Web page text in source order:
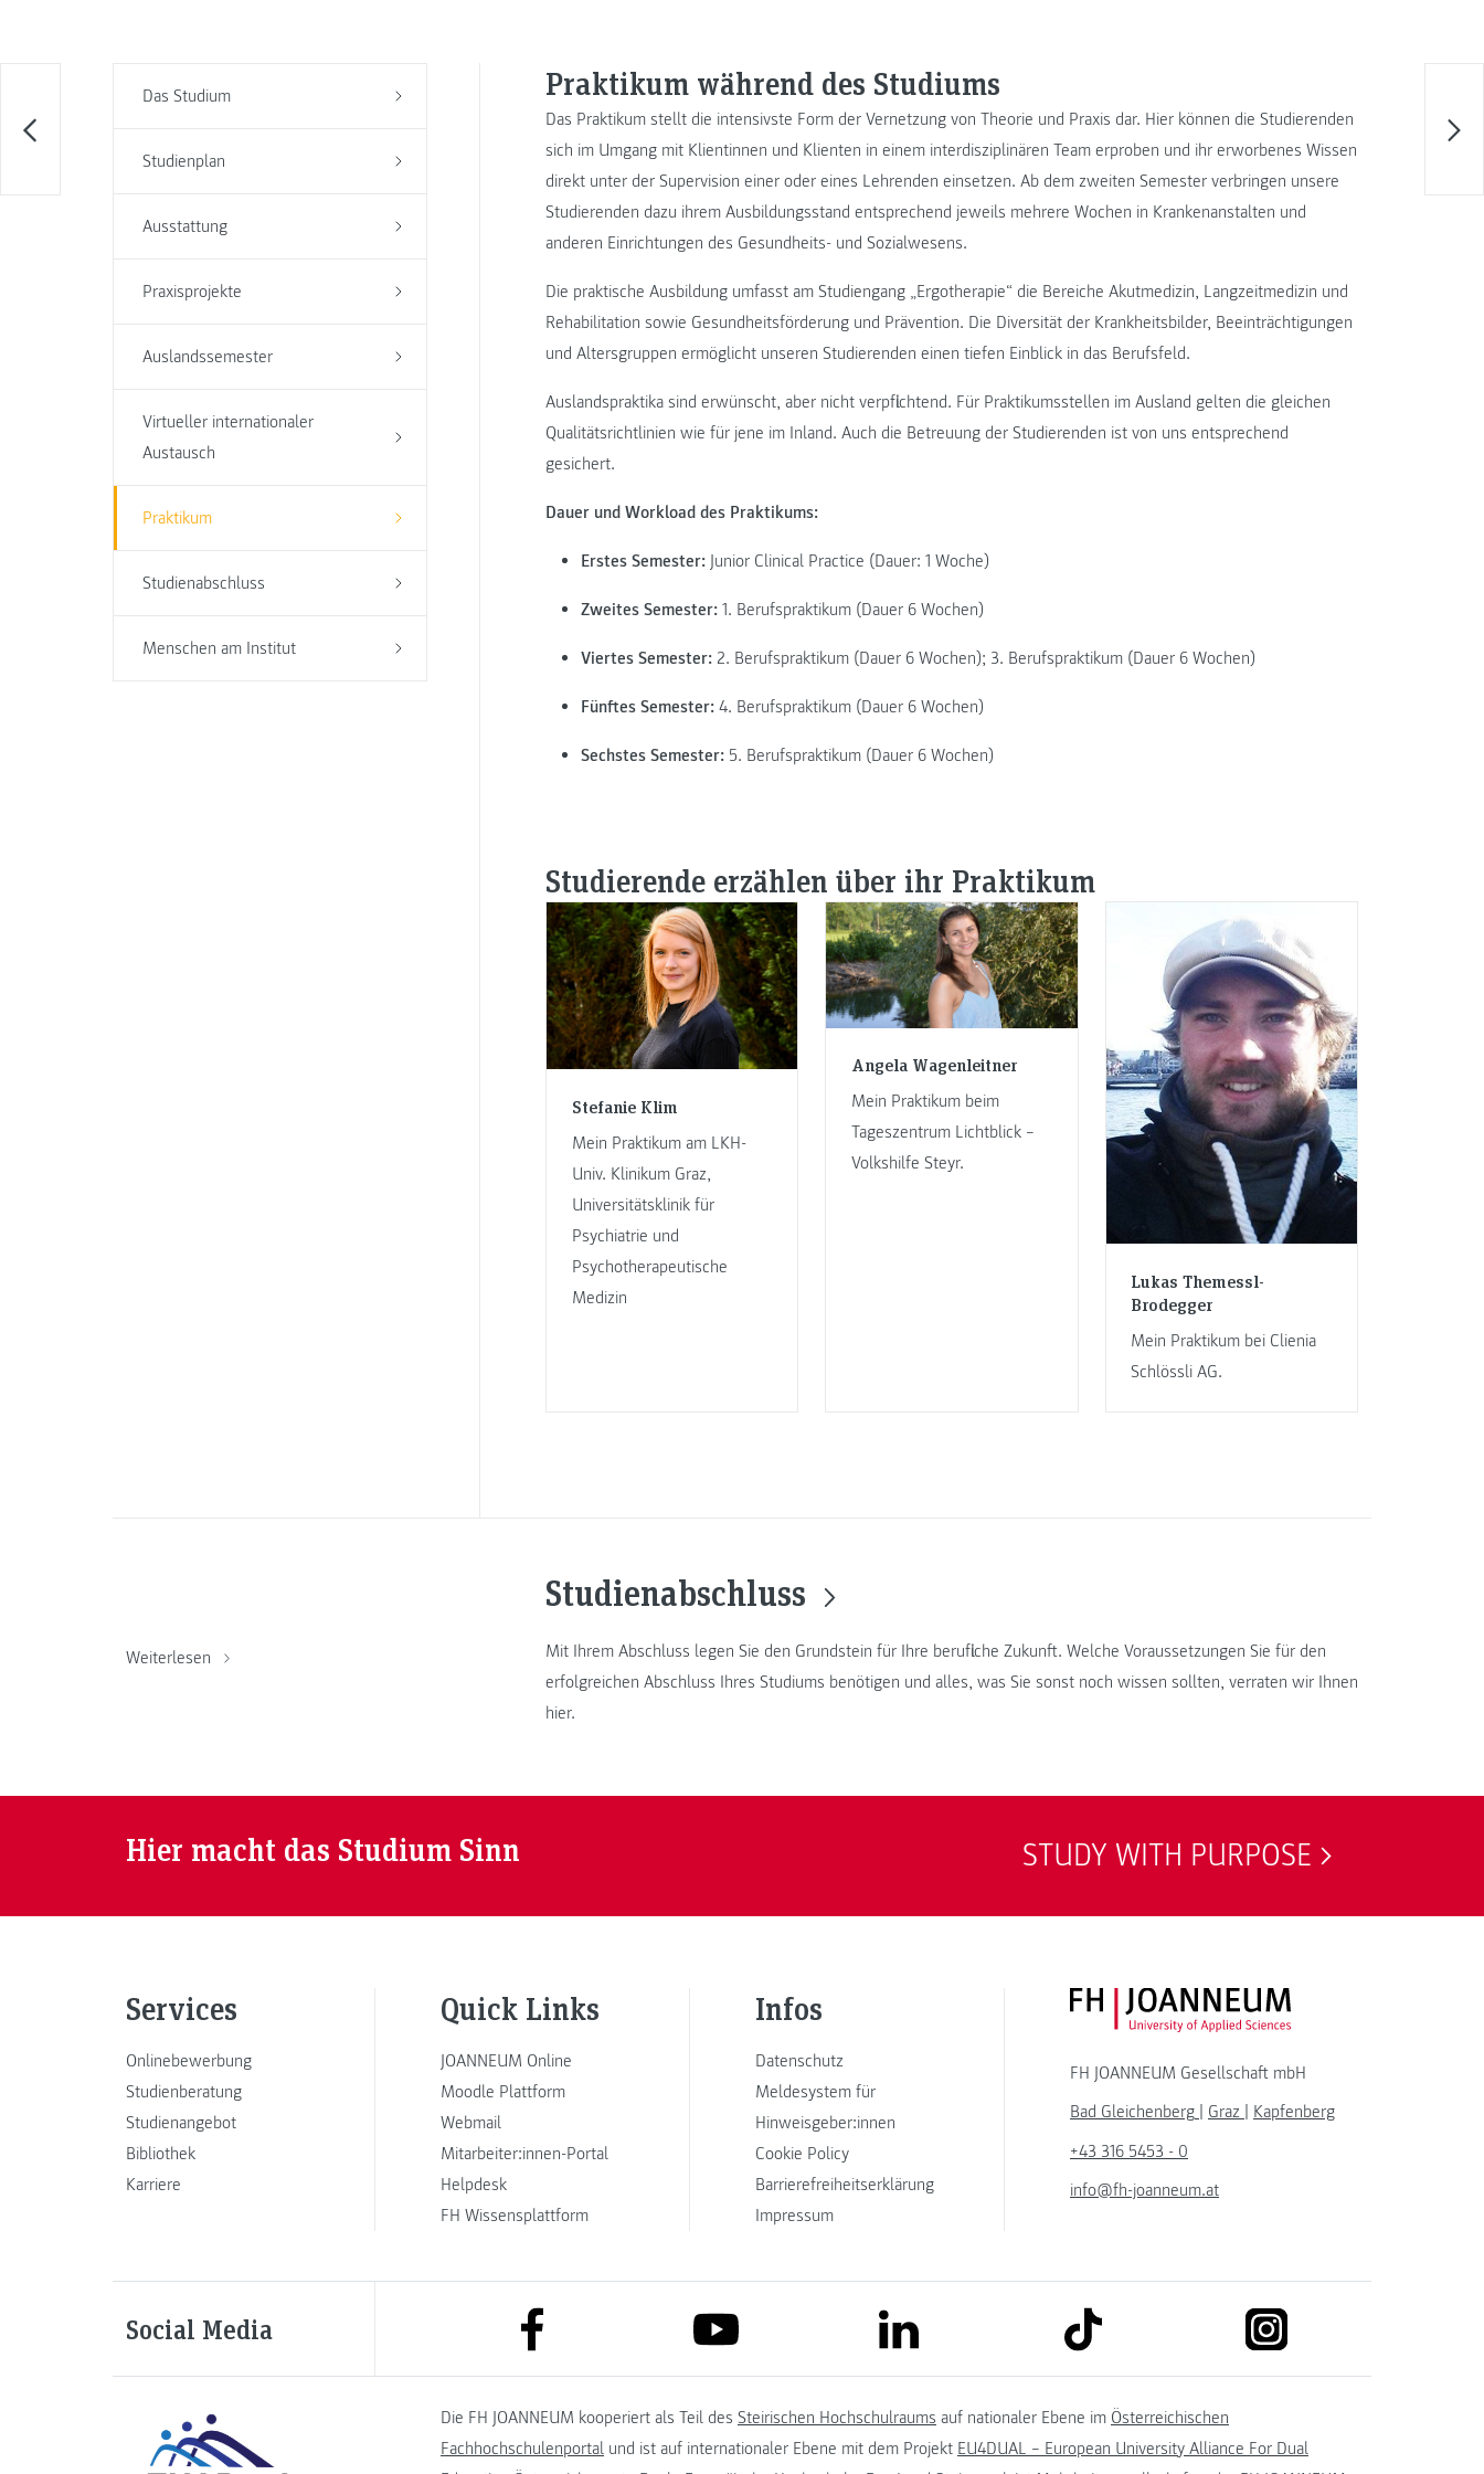
Das Studium
Studienplan
Ausstattung
Praxisprojekte
Auslandssemester
Virtueller internationaler
Austausch
Praktikum
Studienabschluss
Menschen am Institut
Praktikum während des Studiums
Das Praktikum stellt die intensivste Form der Vernetzung von Theorie und Praxis dar. Hier können die Studierenden
sich im Umgang mit Klientinnen und Klienten in einem interdisziplinären Team erproben und ihr erworbenes Wissen
direkt unter der Supervision einer oder eines Lehrenden einsetzen. Ab dem zweiten Semester verbringen unsere
Studierenden dazu ihrem Ausbildungsstand entsprechend jeweils mehrere Wochen in Krankenanstalten und
anderen Einrichtungen des Gesundheits- und Sozialwesens.
Die praktische Ausbildung umfasst am Studiengang „Ergotherapie“ die Bereiche Akutmedizin, Langzeitmedizin und
Rehabilitation sowie Gesundheitsförderung und Prävention. Die Diversität der Krankheitsbilder, Beeinträchtigungen
und Altersgruppen ermöglicht unseren Studierenden einen tiefen Einblick in das Berufsfeld.
Auslandspraktika sind erwünscht, aber nicht verpflichtend. Für Praktikumsstellen im Ausland gelten die gleichen
Qualitätsrichtlinien wie für jene im Inland. Auch die Betreuung der Studierenden ist von uns entsprechend
gesichert.
Dauer und Workload des Praktikums:
Erstes Semester: Junior Clinical Practice (Dauer: 1 Woche)
Zweites Semester: 1. Berufspraktikum (Dauer 6 Wochen)
Viertes Semester: 2. Berufspraktikum (Dauer 6 Wochen); 3. Berufspraktikum (Dauer 6 Wochen)
Fünftes Semester: 4. Berufspraktikum (Dauer 6 Wochen)
Sechstes Semester: 5. Berufspraktikum (Dauer 6 Wochen)
Studierende erzählen über ihr Praktikum
Stefanie Klim
Mein Praktikum am LKH-
Univ. Klinikum Graz,
Universitätsklinik für
Psychiatrie und
Psychotherapeutische
Medizin
Angela Wagenleitner
Mein Praktikum beim
Tageszentrum Lichtblick –
Volkshilfe Steyr.
Lukas Themessl-
Brodegger
Mein Praktikum bei Clienia
Schlössli AG.
Weiterlesen
Studienabschluss
Mit Ihrem Abschluss legen Sie den Grundstein für Ihre berufliche Zukunft. Welche Voraussetzungen Sie für den
erfolgreichen Abschluss Ihres Studiums benötigen und alles, was Sie sonst noch wissen sollten, verraten wir Ihnen
hier.
Hier macht das Studium Sinn STUDY WITH PURPOSE
Services
Onlinebewerbung
Studienberatung
Studienangebot
Bibliothek
Karriere
Quick Links
JOANNEUM Online
Moodle Plattform
Webmail
Mitarbeiter:innen-Portal
Helpdesk
FH Wissensplattform
Infos
Datenschutz
Meldesystem für
Hinweisgeber:innen
Cookie Policy
Barrierefreiheitserklärung
Impressum
FH JOANNEUM Logo
FH JOANNEUM Gesellschaft mbH
Bad Gleichenberg
Graz
Kapfenberg
+43 316 5453 - 0
info@fh-joanneum.at
Social Media link to facebook link to youtube link to linkedin link to tiktok link to instagram
Die FH JOANNEUM kooperiert als Teil des Steirischen Hochschulraums auf nationaler Ebene im Österreichischen
Fachhochschulenportal und ist auf internationaler Ebene mit dem Projekt EU4DUAL – European University Alliance For Dual